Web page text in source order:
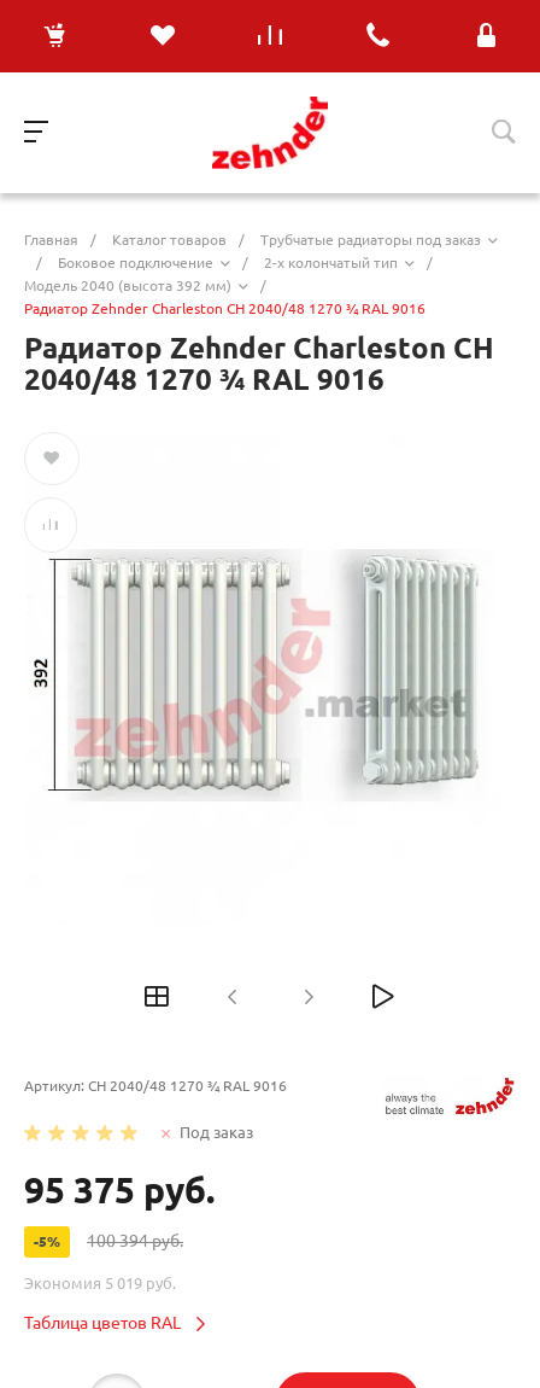
Главная / Каталог товаров /
Трубчатые радиаторы под заказ
/
Боковое подключение / 2-х колончатый тип
/
Модель 2040 (высота 392 мм)
/
Радиатор Zehnder Charleston CH 2040/48 1270 ¾ RAL 9016
Радиатор Zehnder Charleston CH
2040/48 1270 ¾ RAL 9016
Артикул: CH 2040/48 1270 ¾ RAL 9016
Под заказ
95 375 руб.
-5% 100 394 руб.
Экономия 5 019 руб.
Таблица цветов RAL